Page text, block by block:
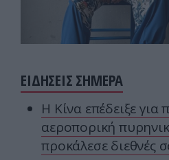
ΕΙΔΗΣΕΙΣ ΣΗΜΕΡΑ
Η Κίνα επέδειξε
αεροπορική
προκάλεσε διεθνές